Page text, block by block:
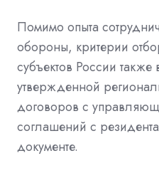
Помимо опыта
обороны, критерии
субъектов России также
утвержденной
договоров с
соглашений с
документе.